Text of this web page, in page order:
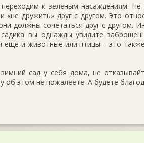
к зеленым насаждениям.
«не дружить» друг с другом. Это
должны сочетаться друг с другом.
вы однажды увидите
еще и животные или птицы – это
сад у себя дома, не
об этом не пожалеете. А будете